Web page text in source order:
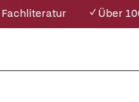
✓ Über